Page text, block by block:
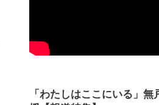
「わたしはここにいる」